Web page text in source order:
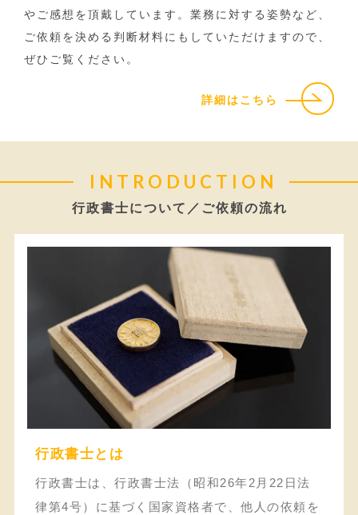
やご感想を頂戴しています。業務に対する姿勢など、
ご依頼を決める判断材料にもしていただけますので、
ぜひご覧ください。
詳細はこちら
INTRODUCTION
行政書士について／ご依頼の流れ
行政書士とは
行政書士は、行政書士法（昭和26年2月22日法
律第4号）に基づく国家資格者で、他人の依頼を